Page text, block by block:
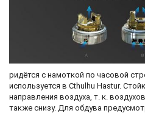
ридётся с намоткой по часовой
используется в Cthulhu Hastur.
направления воздуха, т. к.
также снизу. Для обдува